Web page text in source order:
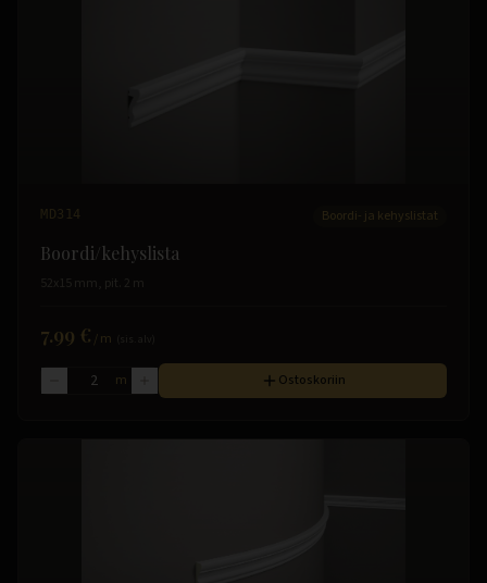
MD314 Boordi- ja kehyslistat
Boordi/kehyslista
52x15 mm, pit. 2 m
7.99 € /m
m Ostoskoriin